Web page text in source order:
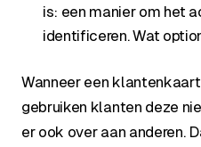
is: een manier om het
identificeren. Wat
Wanneer een
gebruiken klanten deze
er ook over aan anderen.